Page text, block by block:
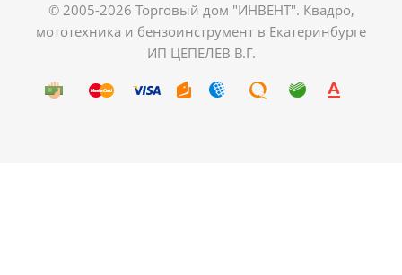
© 2005-2026 Торговый дом "ИНВЕНТ". Квадро,
мототехника и бензоинструмент в Екатеринбурге
ИП ЦЕПЕЛЕВ В.Г.